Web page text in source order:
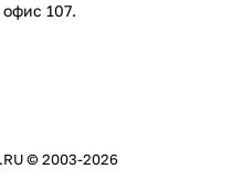
107.
© 2003-2026